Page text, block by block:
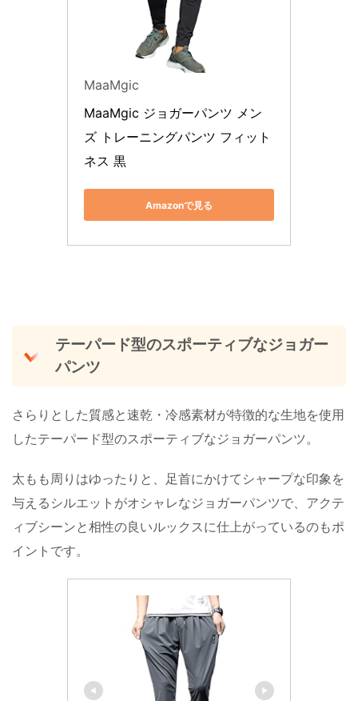
MaaMgic
MaaMgic ジョガーパンツ メン
ズ トレーニングパンツ フィット
ネス 黒
Amazonで見る
テーパード型のスポーティブなジョガー
パンツ
さらりとした質感と速乾・冷感素材が特徴的な生地を使用
したテーパード型のスポーティブなジョガーパンツ。
太もも周りはゆったりと、足首にかけてシャープな印象を
与えるシルエットがオシャレなジョガーパンツで、アクテ
ィブシーンと相性の良いルックスに仕上がっているのもポ
イントです。